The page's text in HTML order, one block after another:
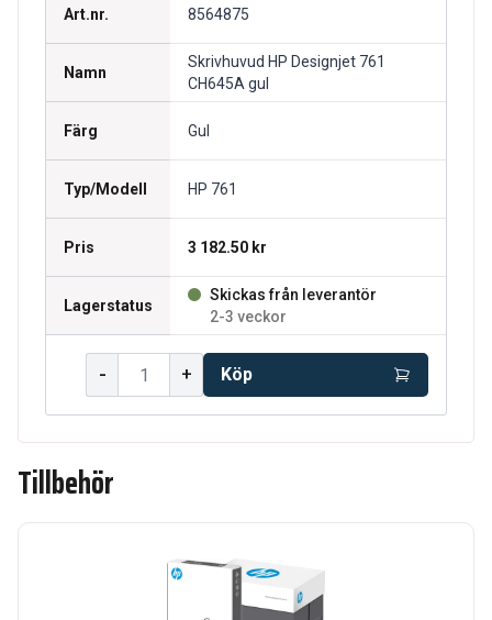
Art.nr. 8564875
Namn
Skrivhuvud HP Designjet 761
CH645A gul
Färg Gul
Typ/Modell HP 761
Pris 3 182.50 kr
Lagerstatus
Skickas från leverantör
2-3 veckor
- + Köp
Tillbehör